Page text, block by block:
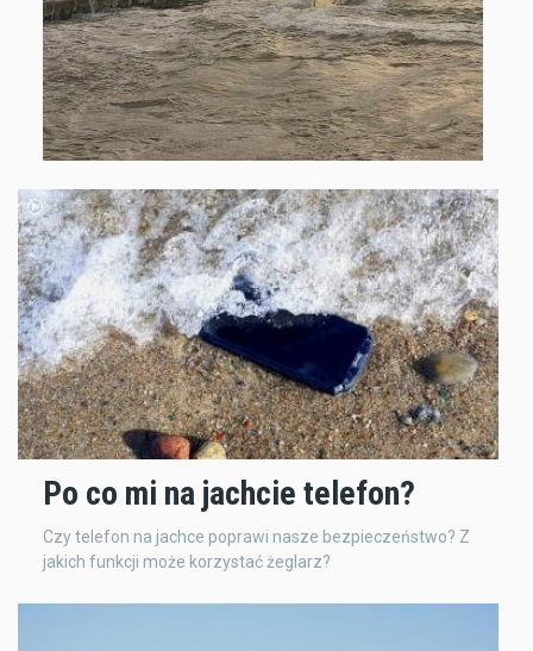
Po co mi na jachcie telefon?
Czy telefon na jachce poprawi nasze bezpieczeństwo? Z
jakich funkcji może korzystać żeglarz?